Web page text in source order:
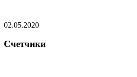
02.05.2020
Счетчики